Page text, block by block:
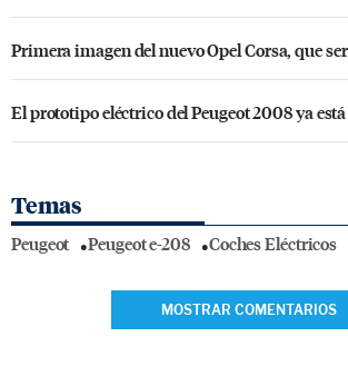
Primera imagen del nuevo Opel Corsa, que
El prototipo eléctrico del Peugeot 2008 ya
Temas
Peugeot Peugeot e-208 Coches Eléctricos
MOSTRAR COMENTARIOS